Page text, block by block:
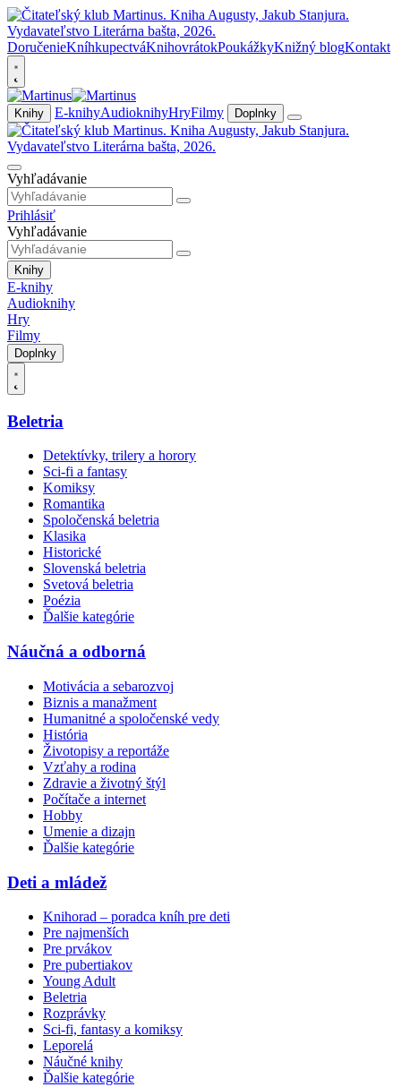
DoručenieKníhkupectváKnihovrátokPoukážkyKnižný blogKontakt
Knihy E-knihyAudioknihyHryFilmy Doplnky
Vyhľadávanie
Prihlásiť
Vyhľadávanie
Knihy
E-knihy
Audioknihy
Hry
Filmy
Doplnky
Beletria
Detektívky, trilery a horory
Sci-fi a fantasy
Komiksy
Romantika
Spoločenská beletria
Klasika
Historické
Slovenská beletria
Svetová beletria
Poézia
Ďalšie kategórie
Náučná a odborná
Motivácia a sebarozvoj
Biznis a manažment
Humanitné a spoločenské vedy
História
Životopisy a reportáže
Vzťahy a rodina
Zdravie a životný štýl
Počítače a internet
Hobby
Umenie a dizajn
Ďalšie kategórie
Deti a mládež
Knihorad – poradca kníh pre deti
Pre najmenších
Pre prvákov
Pre pubertiakov
Young Adult
Beletria
Rozprávky
Sci-fi, fantasy a komiksy
Leporelá
Náučné knihy
Ďalšie kategórie